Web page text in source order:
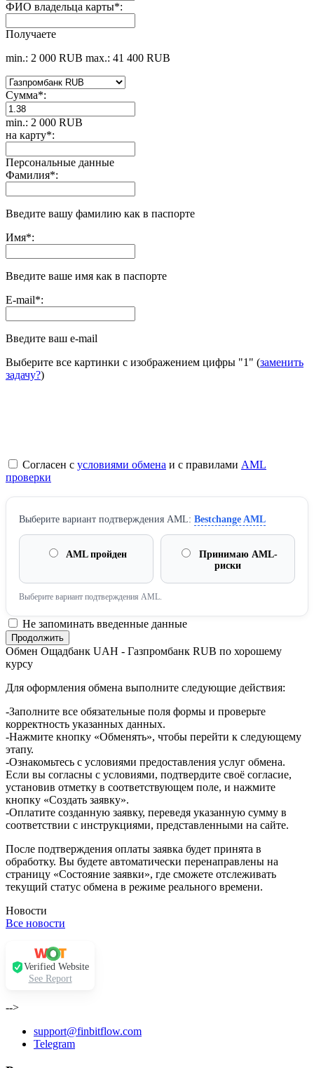
ФИО владельца карты*:
Получаете
min.: 2 000 RUB max.: 41 400 RUB
Сумма*:
min.: 2 000 RUB
на карту*:
Персональные данные
Фамилия*:
Введите вашу фамилию как в паспорте
Имя*:
Введите ваше имя как в паспорте
E-mail*:
Введите ваш e-mail
Выберите все картинки с изображением цифры "1" (заменить
задачу?)
Согласен с условиями обмена и с правилами AML
проверки
Выберите вариант подтверждения AML: Bestchange AML
AML пройден
Принимаю AML-
риски
Выберите вариант подтверждения AML.
Не запоминать введенные данные
Обмен Ощадбанк UAH - Газпромбанк RUB по хорошему
курсу
Для оформления обмена выполните следующие действия:
-Заполните все обязательные поля формы и проверьте
корректность указанных данных.
-Нажмите кнопку «Обменять», чтобы перейти к следующему
этапу.
-Ознакомьтесь с условиями предоставления услуг обмена.
Если вы согласны с условиями, подтвердите своё согласие,
установив отметку в соответствующем поле, и нажмите
кнопку «Создать заявку».
-Оплатите созданную заявку, переведя указанную сумму в
соответствии с инструкциями, представленными на сайте.
После подтверждения оплаты заявка будет принята в
обработку. Вы будете автоматически перенаправлены на
страницу «Состояние заявки», где сможете отслеживать
текущий статус обмена в режиме реального времени.
Новости
Все новости
Verified Website
See Report
-->
support@finbitflow.com
Telegram